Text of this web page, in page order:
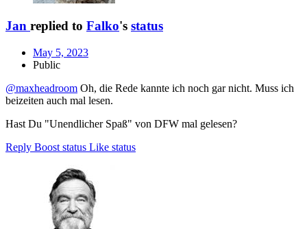
Jan replied to Falko's status
May 5, 2023
Public
@maxheadroom Oh, die Rede kannte ich noch gar nicht. Muss ich
beizeiten auch mal lesen.
Hast Du "Unendlicher Spaß" von DFW mal gelesen?
Reply Boost status Like status